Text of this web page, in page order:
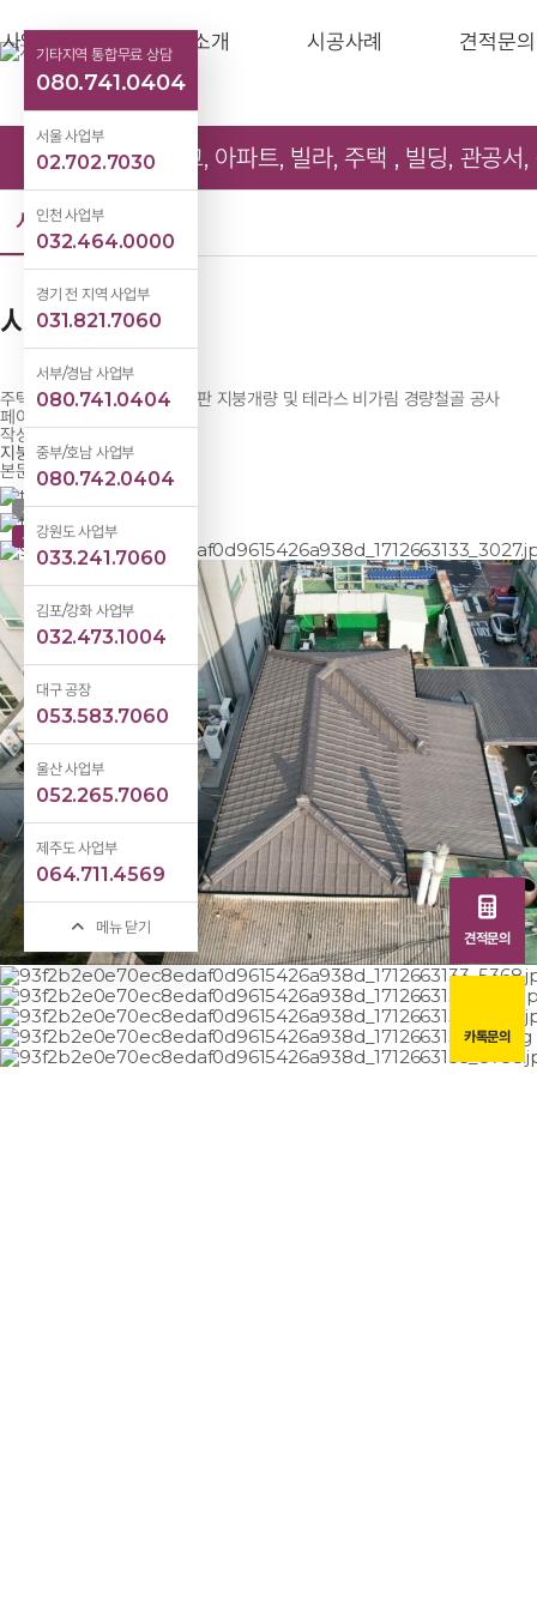
사업소개 제품소개 시공사례 견적문의
학교, 아파트, 빌라, 주택 , 빌딩, 관공
시공사례
시공사례
주택,슬라브 기와지붕 칼라강판 지붕개량 및 테라스 비가림 경량철골 공사
페이지 정보
작성자
지붕명가
본문
시공 전
시공 후
기타지역 통합무료 상담
080.741.0404
서울 사업부
02.702.7030
인천 사업부
032.464.0000
경기 전 지역 사업부
031.821.7060
서부/경남 사업부
080.741.0404
중부/호남 사업부
080.742.0404
강원도 사업부
033.241.7060
김포/강화 사업부
032.473.1004
대구 공장
053.583.7060
울산 사업부
052.265.7060
제주도 사업부
064.711.4569
메뉴 닫기
견적문의
카톡문의